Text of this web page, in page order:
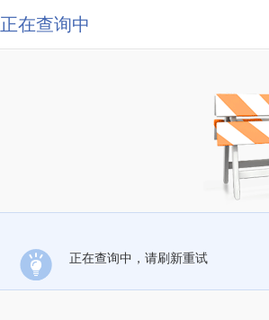
正在查询中
正在查询中，请刷新重试